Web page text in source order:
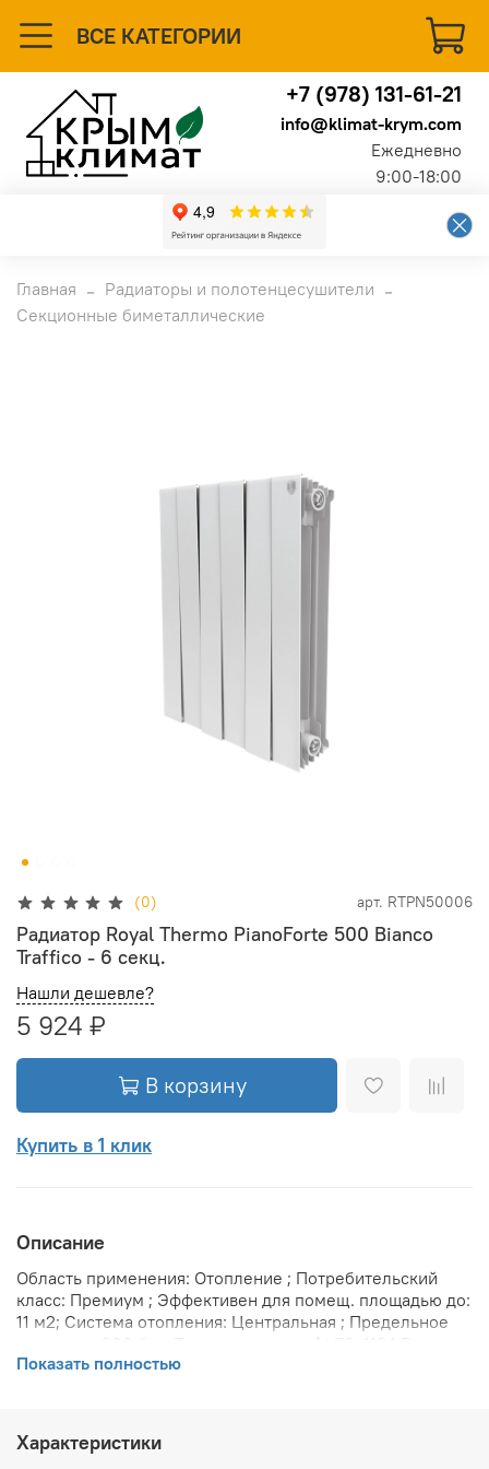
ВСЕ КАТЕГОРИИ
+7 (978) 131-61-21
info@klimat-krym.com
Ежедневно
9:00-18:00
Главная
Радиаторы и полотенцесушители
Секционные биметаллические
(0) арт. RTPN50006
Радиатор Royal Thermo PianoForte 500 Bianco
Traffico - 6 секц.
Нашли дешевле?
5 924 ₽
В корзину
Купить в 1 клик
Описание
Область применения: Отопление ; Потребительский
класс: Премиум ; Эффективен для помещ. площадью до:
11 м2; Система отопления: Центральная ; Предельное
Теплоотдача при Δt 60: 930 Вт; Теплоотдача при Δt 50:
теплоносителя: 110 °С; Межосевое расстояние: 500 мм;
Давление опрессовки: 45 бар; Объем воды в радиаторе:
Показать полностью
Характеристики